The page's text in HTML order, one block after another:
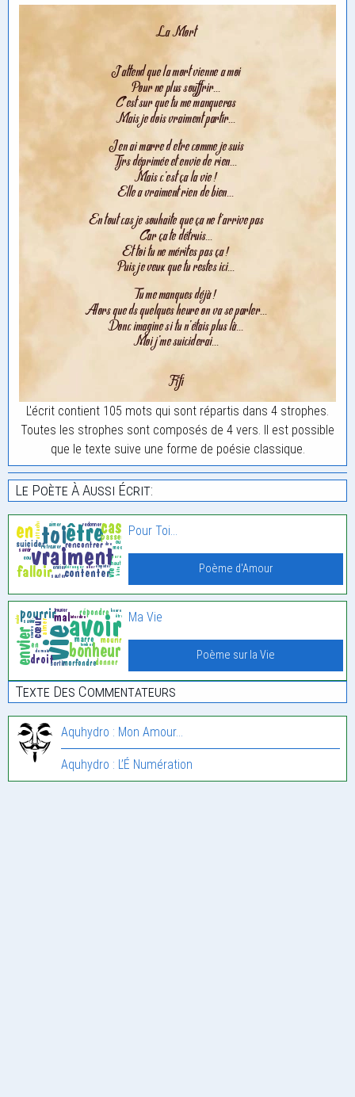
L'écrit contient 105 mots qui sont répartis dans 4 strophes.
Toutes les strophes sont composés de 4 vers. Il est possible
que le texte suive une forme de poésie classique.
Le Poète À Aussi Écrit:
Pour Toi…
Poème d'Amour
Ma Vie
Poème sur la Vie
Texte Des Commentateurs
Aquhydro : Mon Amour…
Aquhydro : L’É Numération